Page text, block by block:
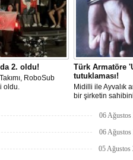
2. oldu!
RoboSub
oldu.
Türk Armatöre
tutuklaması!
Midilli ile Ayvalık
bir şirketin
06 Ağustos
06 Ağustos
05 Ağustos